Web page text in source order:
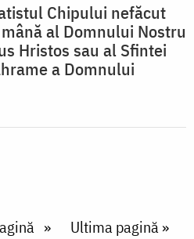
Chipului nefăcut
al Domnului Nostru
Hristos sau al Sfintei
a Domnului
Last page
Ultima pagină »